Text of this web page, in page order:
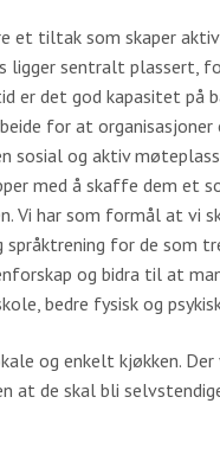
et tiltak som skaper
ligger sentralt plassert,
er det god kapasitet på
for at organisasjoner
sosial og aktiv møteplass
med å skaffe dem et
Vi har som formål at vi
for de som
og bidra til at
bedre fysisk og
og enkelt kjøkken.
at de skal bli